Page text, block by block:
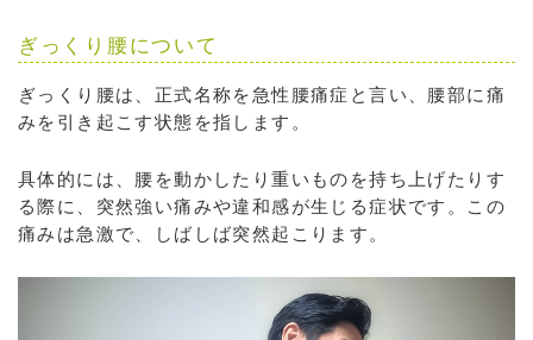
ぎっくり腰について
ぎっくり腰は、正式名称を急性腰痛症と言い、腰部に痛
みを引き起こす状態を指します。
具体的には、腰を動かしたり重いものを持ち上げたりす
る際に、突然強い痛みや違和感が生じる症状です。この
痛みは急激で、しばしば突然起こります。